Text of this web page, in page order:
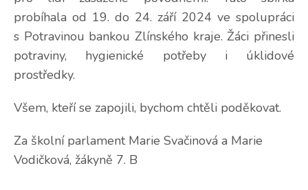
probíhala od 19. do 24. září 2024 ve spolupráci
s Potravinou bankou Zlínského kraje. Žáci přinesli
potraviny, hygienické potřeby i úklidové
prostředky.
Všem, kteří se zapojili, bychom chtěli poděkovat.
Za školní parlament Marie Svačinová a Marie
Vodičková, žákyně 7. B